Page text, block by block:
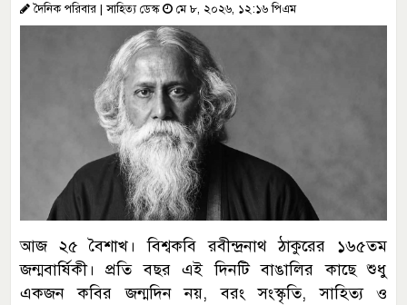
দৈনিক পরিবার | সাহিত্য ডেস্ক মে ৮, ২০২৬, ১২:১৬ পিএম
আজ ২৫ বৈশাখ। বিশ্বকবি রবীন্দ্রনাথ ঠাকুরের ১৬৫তম
জন্মবার্ষিকী। প্রতি বছর এই দিনটি বাঙালির কাছে শুধু
একজন কবির জন্মদিন নয়, বরং সংস্কৃতি, সাহিত্য ও